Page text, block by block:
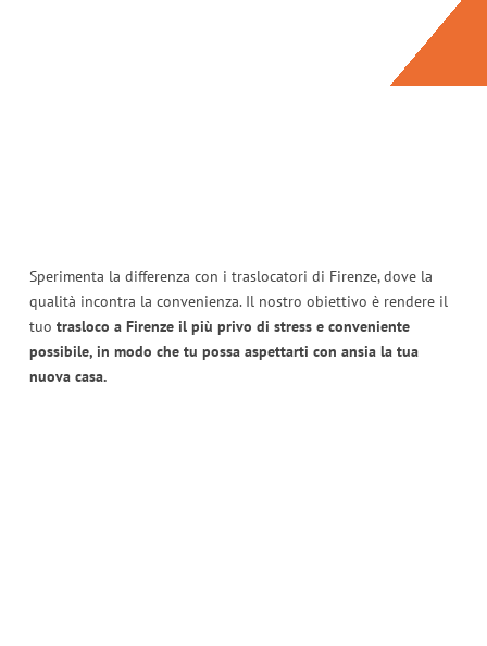
Sperimenta la differenza con i traslocatori di Firenze, dove la
qualità incontra la convenienza. Il nostro obiettivo è rendere il
tuo trasloco a Firenze il più privo di stress e conveniente
possibile, in modo che tu possa aspettarti con ansia la tua
nuova casa.